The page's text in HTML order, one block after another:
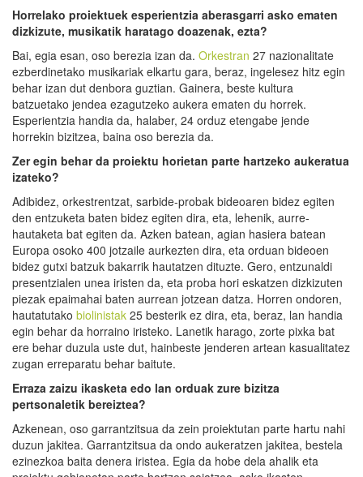
Horrelako proiektuek esperientzia aberasgarri asko ematen
dizkizute, musikatik haratago doazenak, ezta?
Bai, egia esan, oso berezia izan da. Orkestran 27 nazionalitate
ezberdinetako musikariak elkartu gara, beraz, ingelesez hitz egin
behar izan dut denbora guztian. Gainera, beste kultura
batzuetako jendea ezagutzeko aukera ematen du horrek.
Esperientzia handia da, halaber, 24 orduz etengabe jende
horrekin bizitzea, baina oso berezia da.
Zer egin behar da proiektu horietan parte hartzeko aukeratua
izateko?
Adibidez, orkestrentzat, sarbide-probak bideoaren bidez egiten
den entzuketa baten bidez egiten dira, eta, lehenik, aurre-
hautaketa bat egiten da. Azken batean, agian hasiera batean
Europa osoko 400 jotzaile aurkezten dira, eta orduan bideoen
bidez gutxi batzuk bakarrik hautatzen dituzte. Gero, entzunaldi
presentzialen unea iristen da, eta proba hori eskatzen dizkizuten
piezak epaimahai baten aurrean jotzean datza. Horren ondoren,
hautatutako biolinistak 25 besterik ez dira, eta, beraz, lan handia
egin behar da horraino iristeko. Lanetik harago, zorte pixka bat
ere behar duzula uste dut, hainbeste jenderen artean kasualitatez
zugan erreparatu behar baitute.
Erraza zaizu ikasketa edo lan orduak zure bizitza
pertsonaletik bereiztea?
Azkenean, oso garrantzitsua da zein proiektutan parte hartu nahi
duzun jakitea. Garrantzitsua da ondo aukeratzen jakitea, bestela
ezinezkoa baita denera iristea. Egia da hobe dela ahalik eta